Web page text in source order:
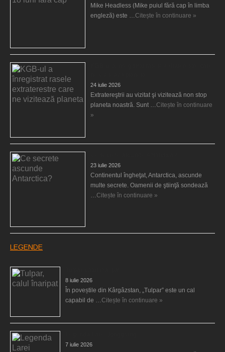
Mike Headless (Mike puiul fără cap în limba
engleză) este … Citește în continuare »
24 iulie 2026
Extratereştrii au vizitat şi vizitează non stop
planeta noastră. Sunt … Citește în continuare
»
23 iulie 2026
Continentul îngheţat, Antarctica, ascunde
multe secrete. Oamenii de ştiinţă sondează
Citește în continuare »
LEGENDE
8 iulie 2026
În poveștile din Kârgâzstan, „Tulpar” este un cal
capabil de … Citește în continuare »
7 iulie 2026